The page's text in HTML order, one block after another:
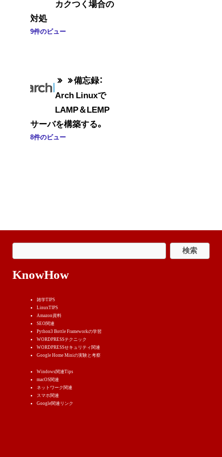
カクつく場合の
対処
9件のビュー
備忘録：
Arch Linuxで
LAMP＆LEMP
サーバを構築する。
8件のビュー
KnowHow
雑学TIPS
LinuxTIPS
Amazon資料
SEO関連
Python3 Bottle Frameworkの学習
WORDPRESSテクニック
WORDPRESSせキュリティ関連
Google Home Miniの実験と考察
Windows関連Tips
macOS関連
ネットワーク関連
スマホ関連
Google関連リンク